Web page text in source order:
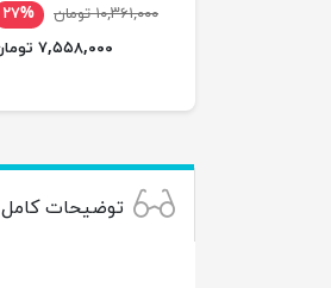
۱۰,۳۶۱,۰۰۰ تومان
۲۷%
۷,۵۵۸,۰۰۰ تومان
توضیحات کامل